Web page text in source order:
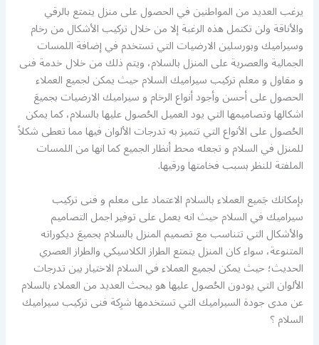
يرغب العديد من المواطنين في الحصول على منزل يتمتع بالرقي
والأناقة ولن تكتمل هذه الرغبة إلا من خلال تركيب الأشكال من رخام
وسيراميك وبورسلين الارضيات التي تستخدم في إضافة اللمسات
الجمالية والعصرية على المنزل بالسلام، ويتم ذلك من خلال خدمة فنى
و مقاول و معلم تركيب سيراميك السلام حيث يمكن لجميع العملاء
الحصول على أحسن وأجود أنواع الرخام و سيراميك الارضيات بجميعَ
اشكالها وتصاميمها التي يود العميل الحُصول عليها بالسلام، كما يمكن
الحُصول على الأنواع التي تتميز به تدرجات الألوان فيها مما تعطى شكلاً
للمنزل في السلام و تجعله محط أنظار الجميع كما انها من اللمسات
الملفتة للنظر بسبب فخامتها ورقيها.
بإمكانك جَميع العملاء بالسلام الاعتماد على معلم و فنى تركيب
سيراميك في السلام حيث انه يعمل على توفير اجمل التصاميم
والأشكال التي تتناسب مع تصميم المنزل بالسلام بجميعَ ديكوراته
المتنوعة، سواء كان المنزل يتمتع الطراز الكلاسيكي والطراز العصري
الحديث؛ حيث يمكن لجميع العملاء في السلام الاختيار بين تدرجات
الألوان التي يودون الحُصول عليها هو يبحث العديد من العملاء بالسلام
عن مدى جودة السيراميك التي تستخدمها شرِكة فنى تركيب سيراميك
السلام ؟